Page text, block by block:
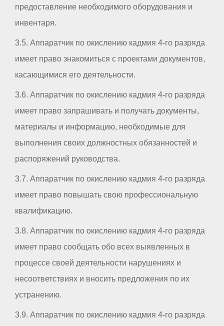
предоставление необходимого оборудования и
инвентаря.
3.5. Аппаратчик по окислению кадмия 4-го разряда
имеет право знакомиться с проектами документов,
касающимися его деятельности.
3.6. Аппаратчик по окислению кадмия 4-го разряда
имеет право запрашивать и получать документы,
материалы и информацию, необходимые для
выполнения своих должностных обязанностей и
распоряжений руководства.
3.7. Аппаратчик по окислению кадмия 4-го разряда
имеет право повышать свою профессиональную
квалификацию.
3.8. Аппаратчик по окислению кадмия 4-го разряда
имеет право сообщать обо всех выявленных в
процессе своей деятельности нарушениях и
несоответствиях и вносить предложения по их
устранению.
3.9. Аппаратчик по окислению кадмия 4-го разряда